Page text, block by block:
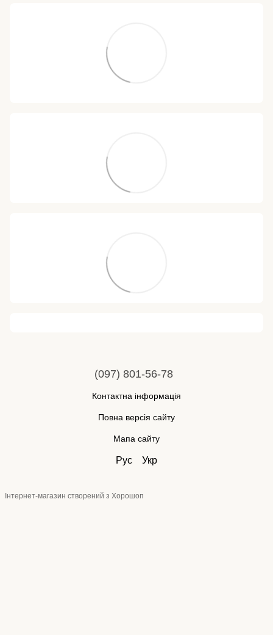
(097) 801-56-78
Контактна інформація
Повна версія сайту
Мапа сайту
Рус Укр
Інтернет-магазин створений з Хорошоп